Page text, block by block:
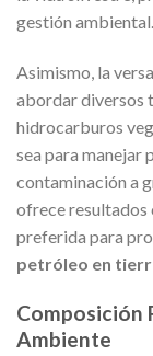
gestión ambiental.
Asimismo, la
abordar diversos
hidrocarburos
sea para manejar
contaminación a
ofrece resultados
preferida para
petróleo en
Composición
Ambiente